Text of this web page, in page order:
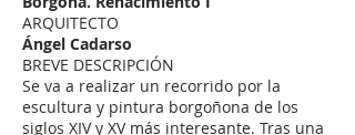
ARQUITECTO
Ángel Cadarso
BREVE DESCRIPCIÓN
Se va a realizar un recorrido por la
escultura y pintura borgoñona de los
siglos XIV y XV más interesante. Tras una